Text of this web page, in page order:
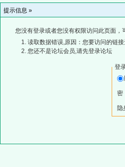
提示信息 »
您没有登录或者您没有权限访问此页面，
读取数据错误,原因：您要访问的链
您还不是论坛会员,请先登录论坛
登
密
隐